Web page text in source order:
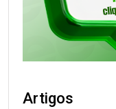
Artigos